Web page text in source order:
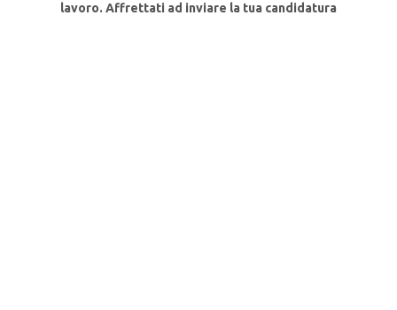
lavoro. Affrettati ad inviare la tua candidatura